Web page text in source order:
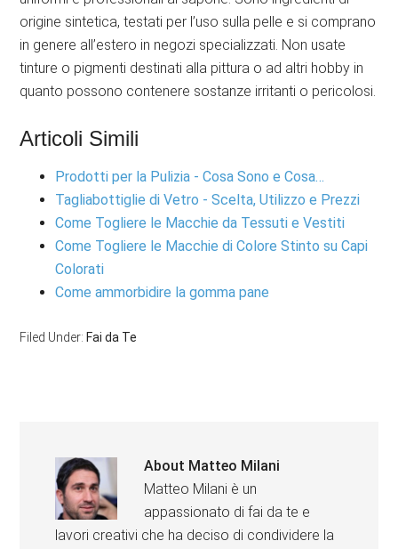
origine sintetica, testati per l’uso sulla pelle e si comprano
in genere all’estero in negozi specializzati. Non usate
tinture o pigmenti destinati alla pittura o ad altri hobby in
quanto possono contenere sostanze irritanti o pericolosi.
Articoli Simili
Prodotti per la Pulizia - Cosa Sono e Cosa…
Tagliabottiglie di Vetro - Scelta, Utilizzo e Prezzi
Come Togliere le Macchie da Tessuti e Vestiti
Come Togliere le Macchie di Colore Stinto su Capi
Colorati
Come ammorbidire la gomma pane
Filed Under: Fai da Te
About Matteo Milani
Matteo Milani è un
appassionato di fai da te e
lavori creativi che ha deciso di condividere la